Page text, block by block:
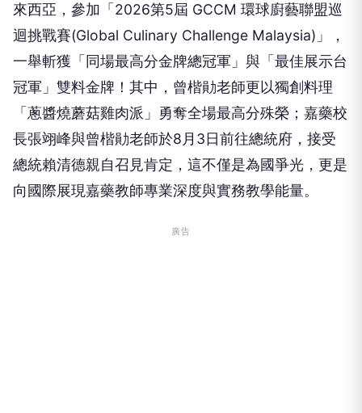
來西亞，參加「2026第5屆 GCCM 環球廚藝聯盟巡
迴挑戰賽(Global Culinary Challenge Malaysia)」，
一舉斬獲「同場最高分金牌總冠軍」與「最佳展示台
冠軍」雙料金牌！其中，曾楷勛老師更以獨創料理
「蔥醬燒蘑菇雞肉派」勇奪全場最高分殊榮；嘉藥校
長張翊峰與曾楷勛老師於8月3日前往總統府，接受
總統賴清德親自召見肯定，這不僅是為國爭光，更是
向國際展現嘉藥教師專業深度與實務教學能量。
廣告